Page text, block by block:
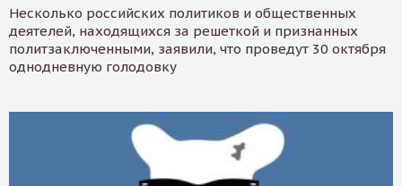
Несколько российских политиков и общественных
деятелей, находящихся за решеткой и признанных
политзаключенными, заявили, что проведут 30 октября
однодневную голодовку